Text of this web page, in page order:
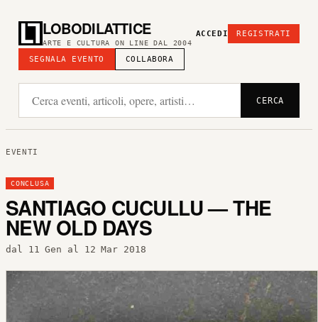
LOBODILATTICE
ARTE E CULTURA ON LINE DAL 2004
SEGNALA EVENTO COLLABORA
ACCEDI REGISTRATI
CERCA
EVENTI
CONCLUSA
SANTIAGO CUCULLU — THE
NEW OLD DAYS
dal 11 Gen al 12 Mar 2018